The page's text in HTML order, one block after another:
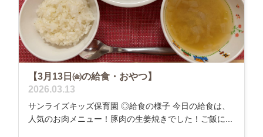
【3月13日㈮の給食・おやつ】
2026.03.13
サンライズキッズ保育園 ◎給食の様子 今日の給食は、
人気のお肉メニュー！豚肉の生姜焼きでした！ご飯に...